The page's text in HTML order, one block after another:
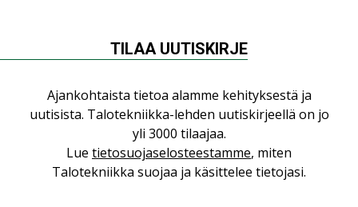
AJANKOHTAISTA
”Tulevat kilpailuedut syntyvät, kun
erilliset teknologiat tuodaan yhteen”
, TILAAJILLE
Puutteellinen eristys lisää lämpöhäviöitä
LEHDEN ARTIKKELIT
TILAA UUTISKIRJE
Ajankohtaista tietoa alamme kehityksestä ja
uutisista. Talotekniikka-lehden uutiskirjeellä on jo
yli 3000 tilaajaa.
Lue tietosuojaselosteestamme, miten
Talotekniikka suojaa ja käsittelee tietojasi.